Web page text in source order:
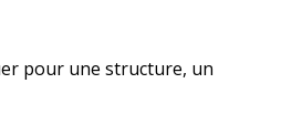
pour une structure, un